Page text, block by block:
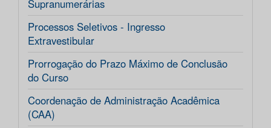
Supranumerárias
Processos Seletivos - Ingresso
Extravestibular
Prorrogação do Prazo Máximo de Conclusão
do Curso
Coordenação de Administração Acadêmica
(CAA)